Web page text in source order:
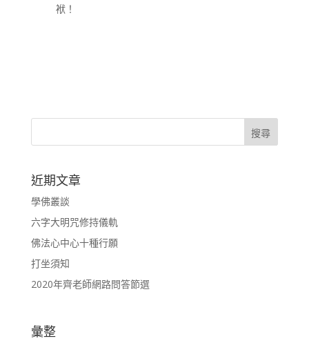
袱！
近期文章
學佛叢談
六字大明咒修持儀軌
佛法心中心十種行願
打坐須知
2020年齊老師網路問答節選
彙整